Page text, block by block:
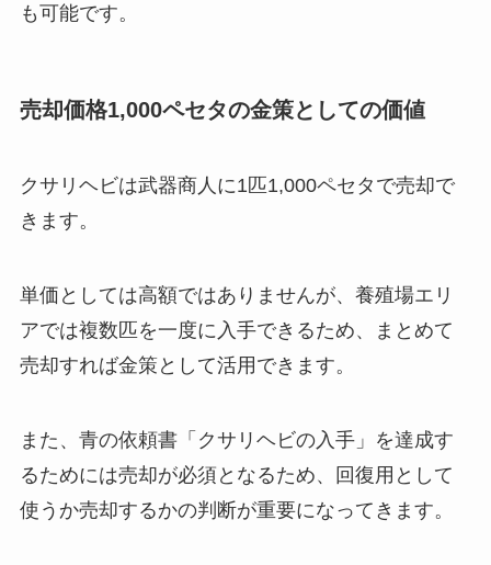
も可能です。
売却価格1,000ペセタの金策としての価値
クサリヘビは武器商人に1匹1,000ペセタで売却で
きます。
単価としては高額ではありませんが、養殖場エリ
アでは複数匹を一度に入手できるため、まとめて
売却すれば金策として活用できます。
また、青の依頼書「クサリヘビの入手」を達成す
るためには売却が必須となるため、回復用として
使うか売却するかの判断が重要になってきます。